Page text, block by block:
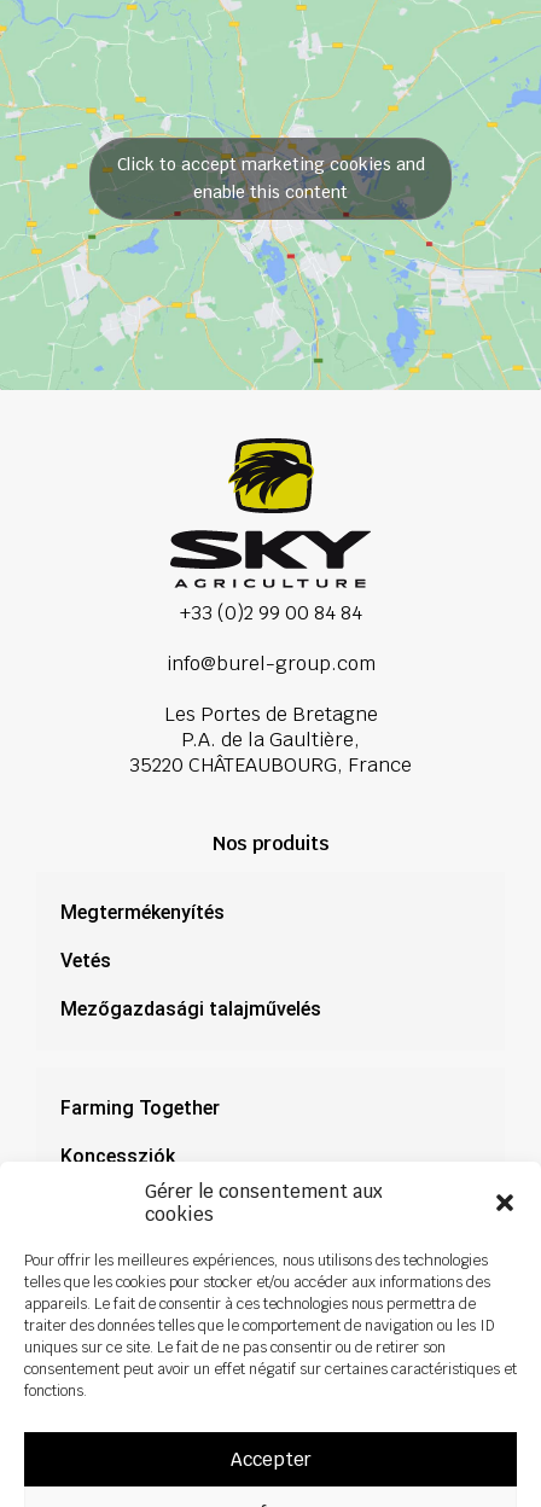
Gérer le consentement aux
cookies
Pour offrir les meilleures expériences, nous utilisons des technologies
telles que les cookies pour stocker et/ou accéder aux informations des
appareils. Le fait de consentir à ces technologies nous permettra de
traiter des données telles que le comportement de navigation ou les ID
uniques sur ce site. Le fait de ne pas consentir ou de retirer son
consentement peut avoir un effet négatif sur certaines caractéristiques et
fonctions.
Accepter
Click to accept marketing cookies and
enable this content
+33 (0)2 99 00 84 84
info@burel-group.com
Les Portes de Bretagne
P.A. de la Gaultière,
35220 CHÂTEAUBOURG, France
Nos produits
Megtermékenyítés
Vetés
Mezőgazdasági talajművelés
Farming Together
Koncessziók
Dokumentáció
Hírek